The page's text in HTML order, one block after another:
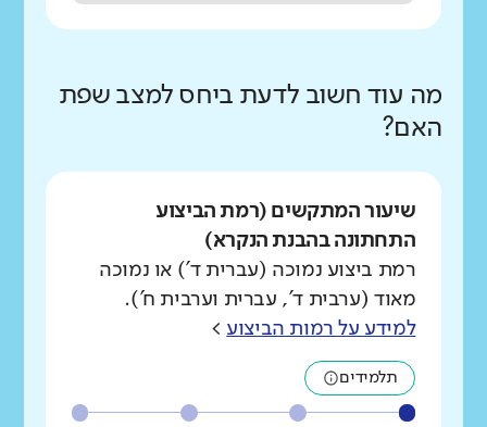
מה עוד חשוב לדעת ביחס למצב שפת
האם?
שיעור המתקשים (רמת הביצוע
התחתונה בהבנת הנקרא)
רמת ביצוע נמוכה (עברית ד') או נמוכה
מאוד (ערבית ד', עברית וערבית ח').
למידע על רמות הביצוע >
תלמידים